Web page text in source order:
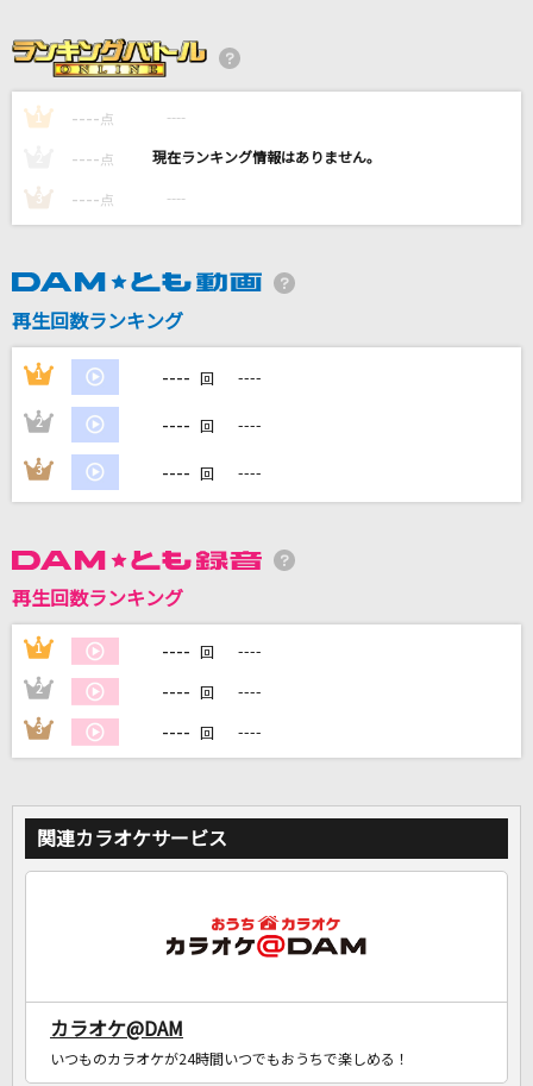
Mrs. GREEN APPLE
赤い糸
[生音]はまぐりボンバー
ORANGE RANGE
カラオケ最新情報をチェック！
1 ---- 点 ----
---- 点 ----
3 ---- 点 ----
再生回数ランキング
1 ---- 回 ----
2 ---- 回 ----
3 ---- 回 ----
再生回数ランキング
1 ---- 回 ----
2 ---- 回 ----
3 ---- 回 ----
関連カラオケサービス
カラオケ@DAM
いつものカラオケが24時間いつでもおうちで楽しめる！